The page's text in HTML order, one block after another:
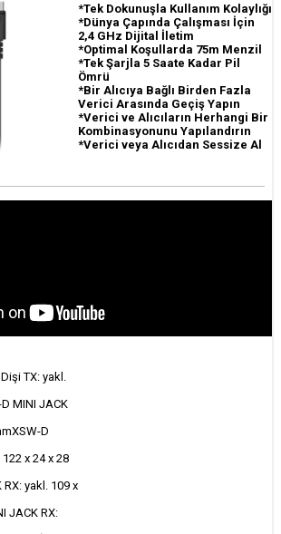
*Tek Dokunuşla Kullanım Kolaylığı
*Dünya Çapında Çalışması İçin
2,4 GHz Dijital İletim
*Optimal Koşullarda 75m Menzil
*Tek Şarjla 5 Saate Kadar Pil
Ömrü
*Bir Alıcıya Bağlı Birden Fazla
Verici Arasında Geçiş Yapın
*Verici ve Alıcıların Herhangi Bir
Kombinasyonunu Yapılandırın
*Verici veya Alıcıdan Sessize Al
TX: yakl.
MINI JACK
D
122 x 24 x 28
RX: yakl. 109 x
JACK RX: